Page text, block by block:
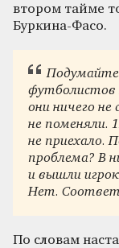
втором тайме
Буркина-Фасо.
футболистов
они ничего не
не поменяли.
не приехало.
проблема? В
и вышли
Нет.
По словам